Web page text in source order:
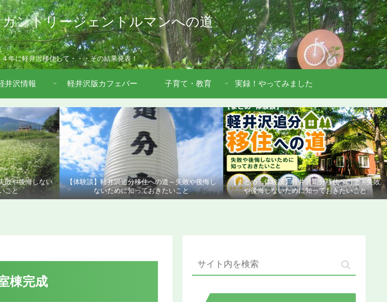
ントリージェントルマンへの道
年に軽井沢移住して・・・その結果発表！
井沢情報 軽井沢版カフェバー 子育て・教育 実録！やってみました
敗や後悔しない
こと
【体験談】軽井沢追分移住への道～失敗や後悔し
ないために知っておきたいこと
【まとめ・体験談】軽井沢追分移住への道～失敗
や後悔しないために知っておきたいこと
棟完成